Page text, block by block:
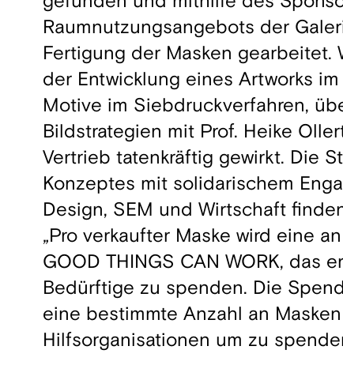
Raumnutzungsangebots der
Fertigung der Masken
der Entwicklung eines Artworks
Motive im Siebdruckverfahren,
Bildstrategien mit Prof. Heike
Vertrieb tatenkräftig gewirkt. Die
Konzeptes mit solidarischem
Design, SEM und Wirtschaft
„Pro verkaufter Maske wird eine
GOOD THINGS CAN WORK,
Bedürftige zu spenden. Die
eine bestimmte Anzahl an
Hilfsorganisationen um zu